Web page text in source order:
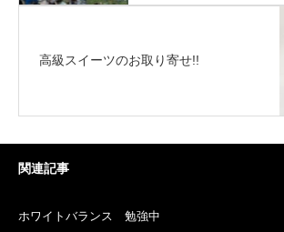
高級スイーツのお取り寄せ!!
関連記事
ホワイトバランス 勉強中